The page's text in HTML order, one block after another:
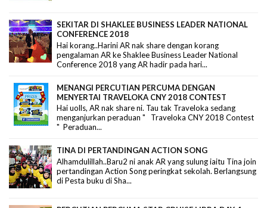
SEKITAR DI SHAKLEE BUSINESS LEADER NATIONAL
CONFERENCE 2018
Hai korang..Harini AR nak share dengan korang
pengalaman AR ke Shaklee Business Leader National
Conference 2018 yang AR hadir pada hari...
MENANGI PERCUTIAN PERCUMA DENGAN
MENYERTAI TRAVELOKA CNY 2018 CONTEST
Hai uolls, AR nak share ni. Tau tak Traveloka sedang
menganjurkan peraduan " Traveloka CNY 2018 Contest
" Peraduan...
TINA DI PERTANDINGAN ACTION SONG
Alhamdulillah..Baru2 ni anak AR yang sulung iaitu Tina join
pertandingan Action Song peringkat sekolah. Berlangsung
di Pesta buku di Sha...